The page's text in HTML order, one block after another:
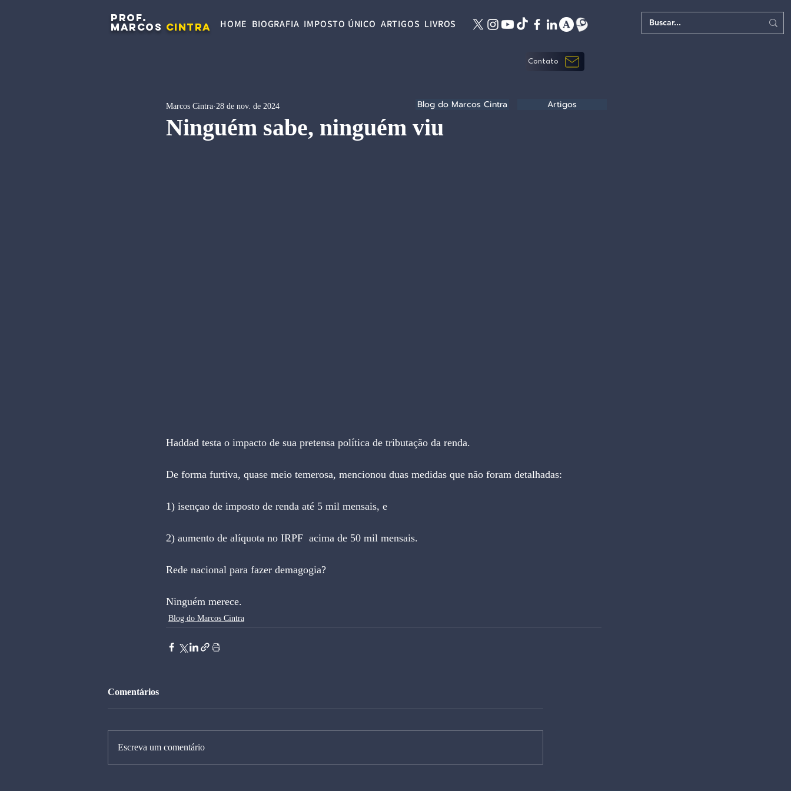
PROF.
MARCOS CINTRA HOME BIOGRAFIA IMPOSTO ÚNICO ARTIGOS LIVROS
Contato
Ninguém sabe, ninguém viu
Marcos Cintra 28 de nov. de 2024
Haddad testa o impacto de sua pretensa política de tributação da renda.
De forma furtiva, quase meio temerosa, mencionou duas medidas que não foram detalhadas:
1) isençao de imposto de renda até 5 mil mensais, e
2) aumento de alíquota no IRPF  acima de 50 mil mensais.
Rede nacional para fazer demagogia?
Ninguém merece.
Blog do Marcos Cintra
Comentários
Escreva um comentário
Blog do Marcos Cintra Artigos